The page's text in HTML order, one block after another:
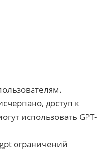
доступ к
использовать GPT-
ограничений